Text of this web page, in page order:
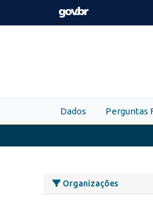
Skip to main content
Dados Perguntas
Organizações